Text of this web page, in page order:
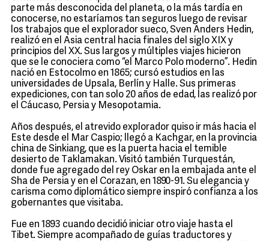
parte más desconocida del planeta, o la más tardía en
conocerse, no estaríamos tan seguros luego de revisar
los trabajos que el explorador sueco, Sven Anders Hedin,
realizó en el Asia central hacia finales del siglo XIX y
principios del XX. Sus largos y múltiples viajes hicieron
que se le conociera como “el Marco Polo moderno”. Hedin
nació en Estocolmo en 1865; cursó estudios en las
universidades de Upsala, Berlín y Halle. Sus primeras
expediciones, con tan solo 20 años de edad, las realizó por
el Cáucaso, Persia y Mesopotamia.
Años después, el atrevido explorador quiso ir más hacia el
Este desde el Mar Caspio; llegó a Kachgar, en la provincia
china de Sinkiang, que es la puerta hacia el temible
desierto de Taklamakan. Visitó también Turquestán,
donde fue agregado del rey Oskar en la embajada ante el
Sha de Persia y en el Corazan, en 1890-91. Su elegancia y
carisma como diplomático siempre inspiró confianza a los
gobernantes que visitaba.
Fue en 1893 cuando decidió iniciar otro viaje hasta el
Tibet. Siempre acompañado de guías traductores y